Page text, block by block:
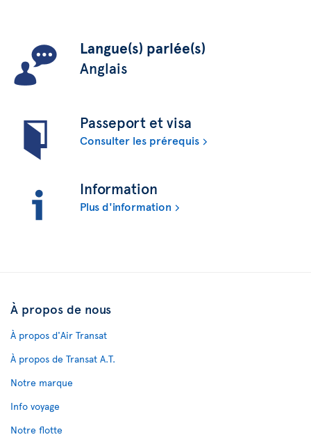
Langue(s) parlée(s)
Anglais
Passeport et visa
Consulter les prérequis
Information
Plus d'information
À propos de nous
À propos d'Air Transat
À propos de Transat A.T.
Notre marque
Info voyage
Notre flotte